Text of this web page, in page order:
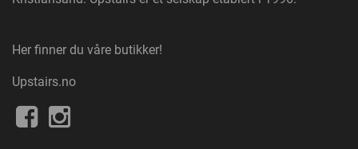
Her finner du våre butikker!
Upstairs.no